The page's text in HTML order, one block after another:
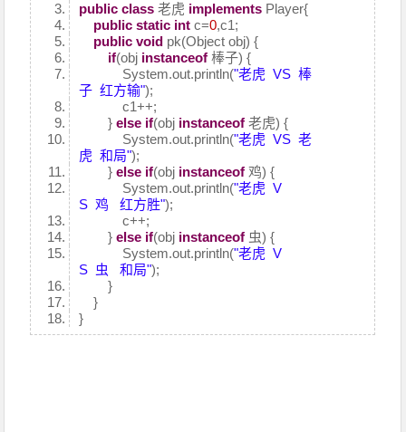
public class 老虎 implements Player{
public static int c=0,c1;
public void pk(Object obj) {
if(obj instanceof 棒子) {
System.out.println("老虎 VS 棒
子 红方输");
c1++;
}else if(obj instanceof 老虎) {
System.out.println("老虎 VS 老
虎 和局");
}else if(obj instanceof 鸡) {
System.out.println("老虎 V
S 鸡 红方胜");
c++;
}else if(obj instanceof 虫) {
System.out.println("老虎 V
S 虫 和局");
}
}
}